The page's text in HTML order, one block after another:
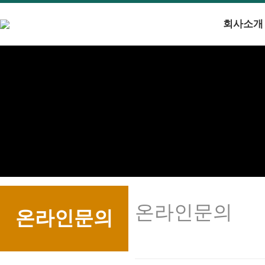
회사소개
온라인문의 온라인문의